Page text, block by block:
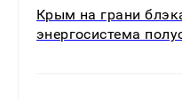
Крым на грани
энергосистема